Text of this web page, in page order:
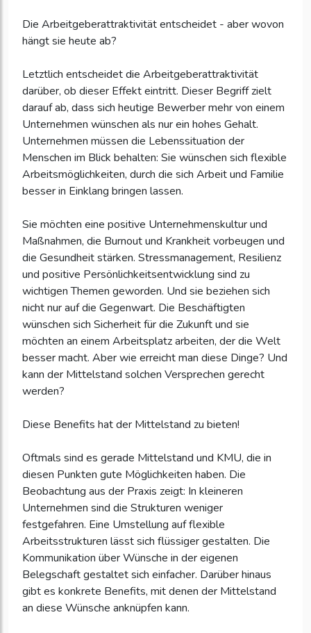
Die Arbeitgeberattraktivität entscheidet - aber wovon
hängt sie heute ab?
Letztlich entscheidet die Arbeitgeberattraktivität
darüber, ob dieser Effekt eintritt. Dieser Begriff zielt
darauf ab, dass sich heutige Bewerber mehr von einem
Unternehmen wünschen als nur ein hohes Gehalt.
Unternehmen müssen die Lebenssituation der
Menschen im Blick behalten: Sie wünschen sich flexible
Arbeitsmöglichkeiten, durch die sich Arbeit und Familie
besser in Einklang bringen lassen.
Sie möchten eine positive Unternehmenskultur und
Maßnahmen, die Burnout und Krankheit vorbeugen und
die Gesundheit stärken. Stressmanagement, Resilienz
und positive Persönlichkeitsentwicklung sind zu
wichtigen Themen geworden. Und sie beziehen sich
nicht nur auf die Gegenwart. Die Beschäftigten
wünschen sich Sicherheit für die Zukunft und sie
möchten an einem Arbeitsplatz arbeiten, der die Welt
besser macht. Aber wie erreicht man diese Dinge? Und
kann der Mittelstand solchen Versprechen gerecht
werden?
Diese Benefits hat der Mittelstand zu bieten!
Oftmals sind es gerade Mittelstand und KMU, die in
diesen Punkten gute Möglichkeiten haben. Die
Beobachtung aus der Praxis zeigt: In kleineren
Unternehmen sind die Strukturen weniger
festgefahren. Eine Umstellung auf flexible
Arbeitsstrukturen lässt sich flüssiger gestalten. Die
Kommunikation über Wünsche in der eigenen
Belegschaft gestaltet sich einfacher. Darüber hinaus
gibt es konkrete Benefits, mit denen der Mittelstand
an diese Wünsche anknüpfen kann.